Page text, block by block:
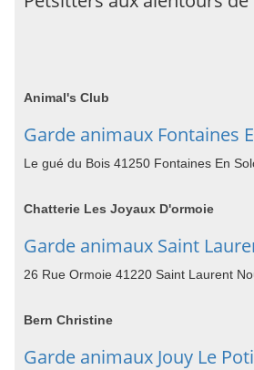
Animal's Club
Garde animaux Fontaines
Le gué du Bois 41250 Fontaines En
Chatterie Les Joyaux D'ormoie
Garde animaux Saint
26 Rue Ormoie 41220 Saint Laurent
Bern Christine
Garde animaux Jouy Le